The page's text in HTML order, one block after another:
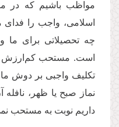
مواظب باشیم که در
اسلامی، واجب را فدای
چه تحصیلاتی برای
است. مستحب‌ کم‌ارزش
تکلیف واجبی بر دوش ما
نماز صبح یا ظهر، نافله
داریم نوبت به مستحب